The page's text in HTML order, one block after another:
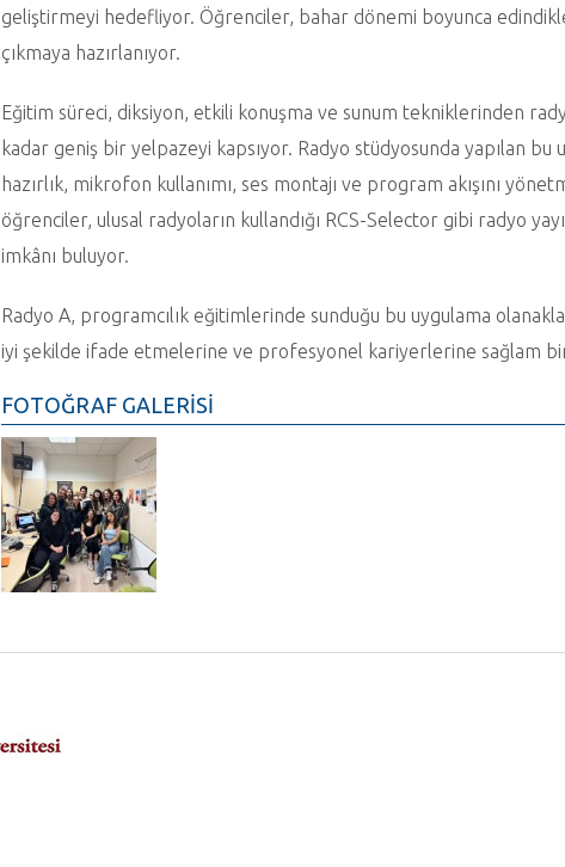
geliştirmeyi hedefliyor. Öğrenciler, bahar dönemi boyunca
çıkmaya hazırlanıyor.
Eğitim süreci, diksiyon, etkili konuşma ve sunum tekniklerinden
kadar geniş bir yelpazeyi kapsıyor. Radyo stüdyosunda yapılan bu
hazırlık, mikrofon kullanımı, ses montajı ve program akışını
öğrenciler, ulusal radyoların kullandığı RCS-Selector gibi radyo
imkânı buluyor.
Radyo A, programcılık eğitimlerinde sunduğu bu uygulama
iyi şekilde ifade etmelerine ve profesyonel kariyerlerine sağlam bir
FOTOĞRAF GALERİSİ